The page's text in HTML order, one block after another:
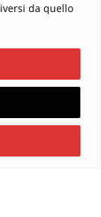
da quello
il tuo contributo
reserved.
Themes